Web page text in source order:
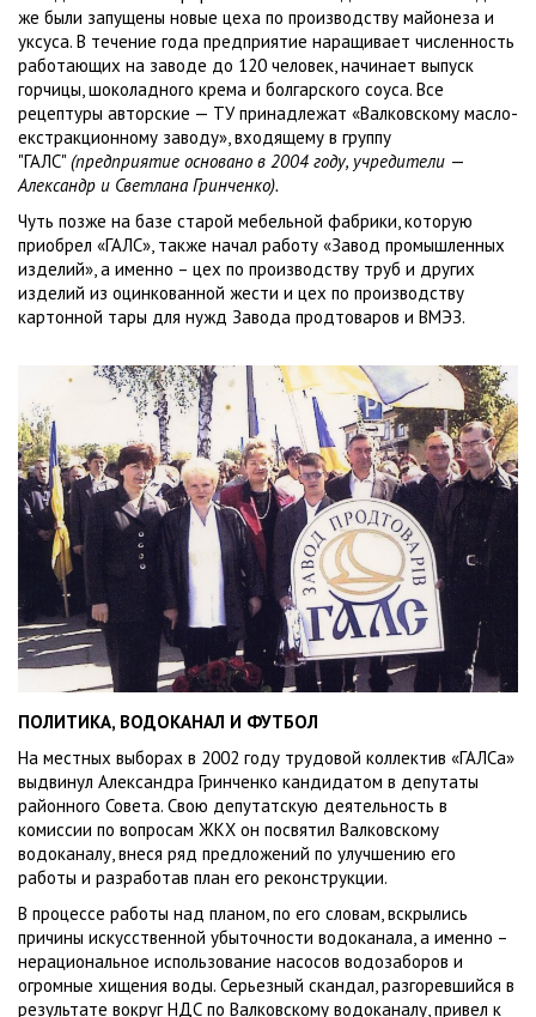
же были запущены новые цеха по производству майонеза и
уксуса. В течение года предприятие наращивает численность
работающих на заводе до 120 человек, начинает выпуск
горчицы, шоколадного крема и болгарского соуса. Все
рецептуры авторские — ТУ принадлежат «Валковскому масло-
екстракционному заводу», входящему в группу
"ГАЛС" (предприятие основано в 2004 году, учредители —
Александр и Светлана Гринченко).
Чуть позже на базе старой мебельной фабрики, которую
приобрел «ГАЛС», также начал работу «Завод промышленных
изделий», а именно – цех по производству труб и других
изделий из оцинкованной жести и цех по производству
картонной тары для нужд Завода продтоваров и ВМЭЗ.
ПОЛИТИКА, ВОДОКАНАЛ И ФУТБОЛ
На местных выборах в 2002 году трудовой коллектив «ГАЛСа»
выдвинул Александра Гринченко кандидатом в депутаты
районного Совета. Свою депутатскую деятельность в
комиссии по вопросам ЖКХ он посвятил Валковскому
водоканалу, внеся ряд предложений по улучшению его
работы и разработав план его реконструкции.
В процессе работы над планом, по его словам, вскрылись
причины искусственной убыточности водоканала, а именно –
нерациональное использование насосов водозаборов и
огромные хищения воды. Серьезный скандал, разгоревшийся в
результате вокруг НДС по Валковскому водоканалу, привел к